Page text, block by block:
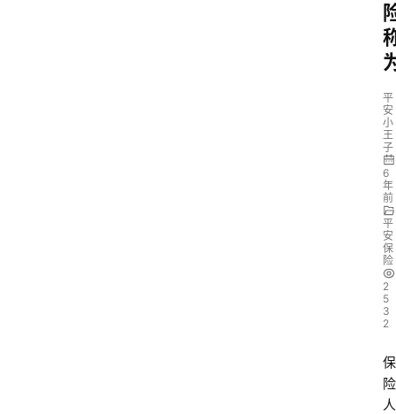
平
安
小
王
子
6
年
前
平
安
保
险
2
5
3
2
保
险
人